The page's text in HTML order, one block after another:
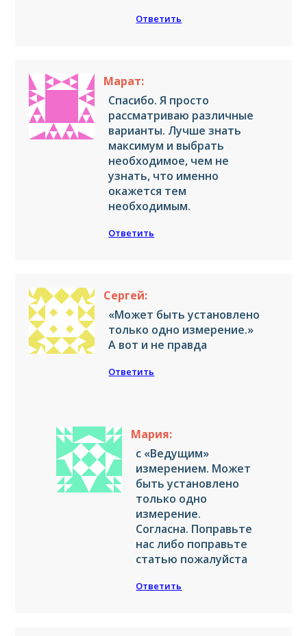
Ответить
Марат:
Спасибо. Я просто
рассматриваю различные
варианты. Лучше знать
максимум и выбрать
необходимое, чем не
узнать, что именно
окажется тем
необходимым.
Ответить
Сергей:
«Может быть установлено
только одно измерение.»
А вот и не правда
Ответить
Мария:
с «Ведущим»
измерением. Может
быть установлено
только одно
измерение.
Согласна. Поправьте
нас либо поправьте
статью пожалуйста
Ответить